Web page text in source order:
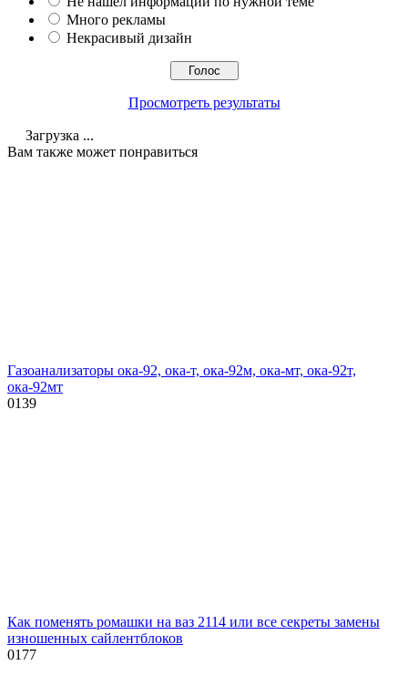
Много рекламы
Некрасивый дизайн
Просмотреть результаты
Загрузка ...
Вам также может понравиться
Газоанализаторы ока-92, ока-т, ока-92м, ока-мт, ока-92т,
ока-92мт
0139
Как поменять ромашки на ваз 2114 или все секреты замены
изношенных сайлентблоков
0177